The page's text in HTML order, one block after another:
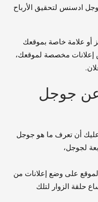
ادسنس لتحقيق الأرباح
علامة خاصة بموقعك
إعلانات مخصصة لموقعك،
عن جوجل
أن تعرف ما هو جوجل
على وضع إعلانات من
حلقة الزوار لتلك